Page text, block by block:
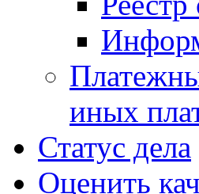
иных
Статус дела
Оценить